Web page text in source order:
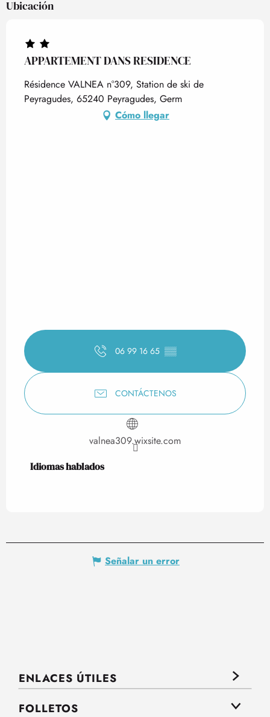
Ubicación
APPARTEMENT DANS RESIDENCE
Résidence VALNEA n°309, Station de ski de
Peyragudes, 65240 Peyragudes, Germ
Cómo llegar
06 99 16 65 ▒▒
CONTÁCTENOS
valnea309.wixsite.com
Idiomas hablados
Idiomas hablados
Señalar un error
ENLACES ÚTILES
FOLLETOS